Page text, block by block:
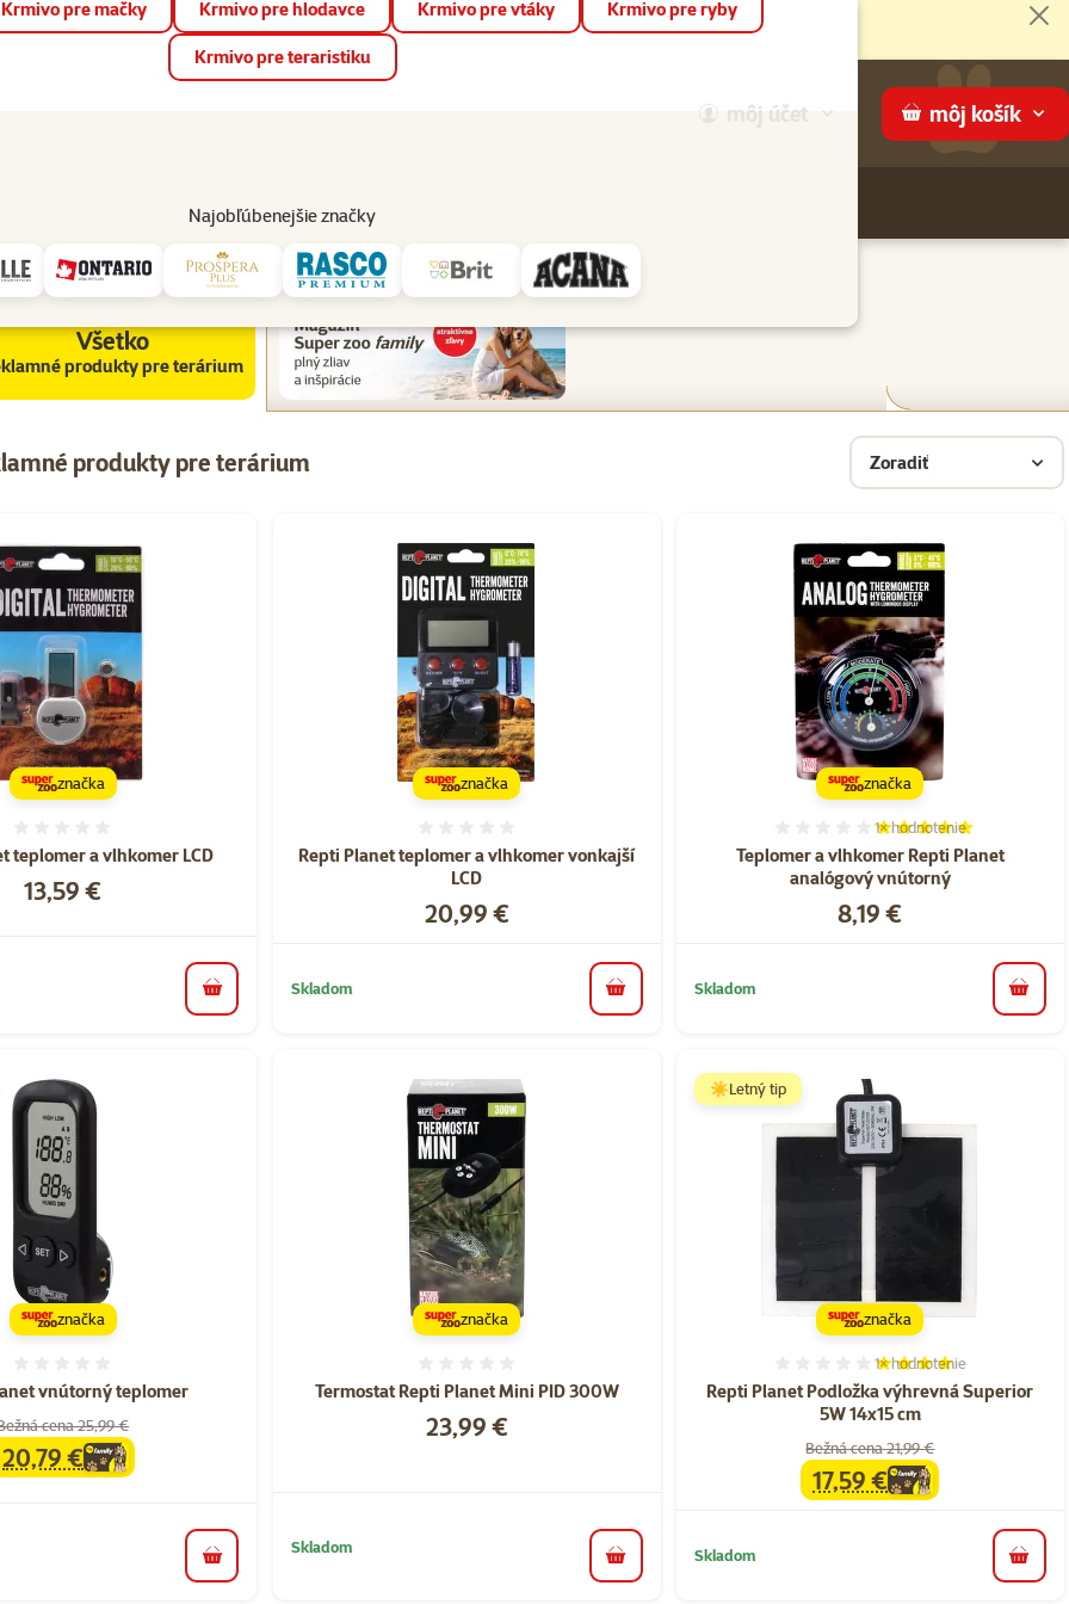
📱 Stiahnite si novú aplikáciu Super zoo.Viac informácií
môj účet môj košík
Krmivo pre mačky Krmivo pre hlodavce Krmivo pre vtáky Krmivo pre ryby
Krmivo pre teraristiku
Najobľúbenejšie značky
Predajne Služby
Všetky reklamné produkty pre teraristiku
Všetko
produkty pre terárium
produkty pre terárium Zoradiť
teplomer a vlhkomer LCD
Cena
13,59 €
značka
do košíka
Repti Planet teplomer a vlhkomer vonkajší
LCD
Cena
20,99 €
značka
Skladom do košíka
Teplomer a vlhkomer Repti Planet
analógový vnútorný
Hodnotenie 100%, počet
1×hodnotenie
Cena
8,19 €
značka
Skladom do
vnútorný teplomer
cena 25,99 €
familycena
20,79 €
značka
do košíka
Termostat Repti Planet Mini PID 300W
Cena
23,99 €
značka
Skladom
do košíka
Repti Planet Podložka výhrevná Superior
5W 14x15 cm
Hodnotenie 80%, počet
1×hodnotenie
Bežná cena 21,99 €
familycena
17,59 €
☀️Letný tip
značka
Skladom do